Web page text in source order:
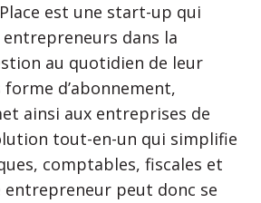
est une start-up qui
dans la
au quotidien de leur
d’abonnement,
ainsi aux entreprises de
tout-en-un qui simplifie
comptables, fiscales et
entrepreneur peut donc se